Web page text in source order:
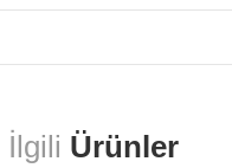
İlgili Ürünler